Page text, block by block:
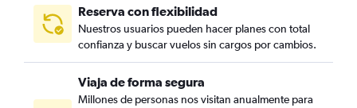
Reserva con flexibilidad
Nuestros usuarios pueden hacer planes con total
confianza y buscar vuelos sin cargos por cambios.
Viaja de forma segura
Millones de personas nos visitan anualmente para